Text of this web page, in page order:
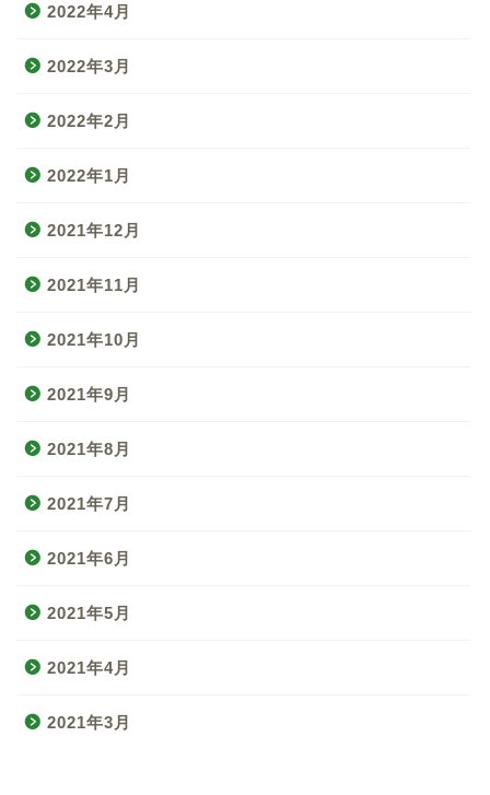
2022年4月
2022年3月
2022年2月
2022年1月
2021年12月
2021年11月
2021年10月
2021年9月
2021年8月
2021年7月
2021年6月
2021年5月
2021年4月
2021年3月